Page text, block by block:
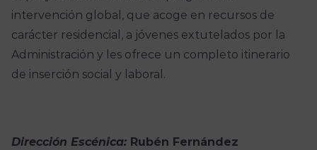
intervención global, que acoge en recursos de
carácter residencial, a jóvenes extutelados por la
Administración y les ofrece un completo itinerario
de inserción social y laboral.
Dirección Escénica:Rubén Fernández